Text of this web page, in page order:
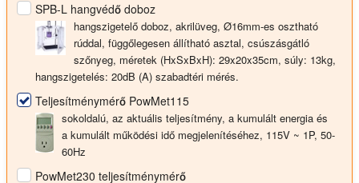
SPB-L hangvédő doboz
hangszigetelő doboz, akrilüveg, Ø16mm-es osztható
rúddal, függőlegesen állítható asztal, csúszásgátló
szőnyeg, méretek (HxSxBxH): 29x20x35cm, súly: 13kg,
hangszigetelés: 20dB (A) szabadtéri mérés.
Teljesítménymérő PowMet115
sokoldalú, az aktuális teljesítmény, a kumulált energia és
a kumulált működési idő megjelenítéséhez, 115V ~ 1P, 50-
60Hz
PowMet230 teljesítménymérő